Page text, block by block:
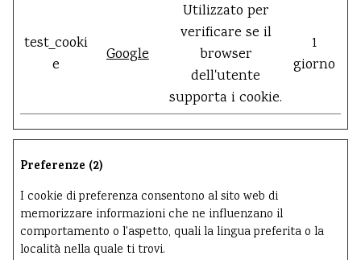
test_cooki
e
Google
Utilizzato per
verificare se il
browser
dell'utente
supporta i cookie.
1
giorno
Preferenze (2)
I cookie di preferenza consentono al sito web di
memorizzare informazioni che ne influenzano il
comportamento o l'aspetto, quali la lingua preferita o la
località nella quale ti trovi.